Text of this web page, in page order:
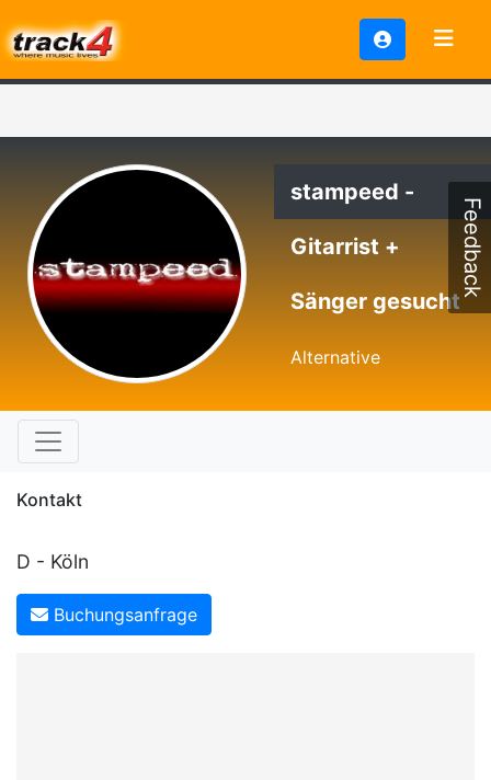
stampeed -
Gitarrist +
Sänger gesucht
Alternative
Kontakt
D - Köln
Buchungsanfrage
Feedback